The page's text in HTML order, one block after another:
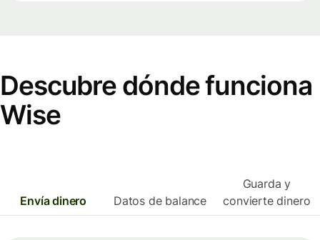
Descubre dónde funciona
Wise
Envía dinero Datos de balance
Guarda y
convierte dinero